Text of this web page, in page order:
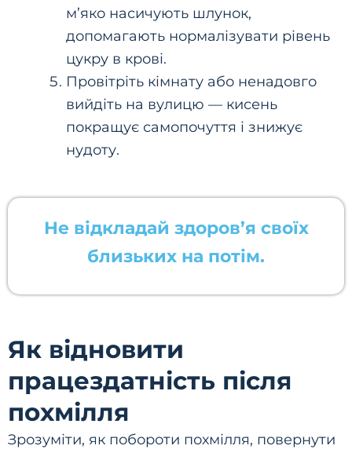
м’яко насичують шлунок,
допомагають нормалізувати рівень
цукру в крові.
Провітріть кімнату або ненадовго
вийдіть на вулицю — кисень
покращує самопочуття і знижує
нудоту.
Не відкладай здоров’я своїх
близьких на потім.
Як відновити
працездатність після
похмілля
Зрозуміти, як побороти похмілля, повернути